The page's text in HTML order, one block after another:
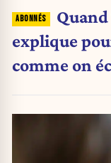
explique
comme on